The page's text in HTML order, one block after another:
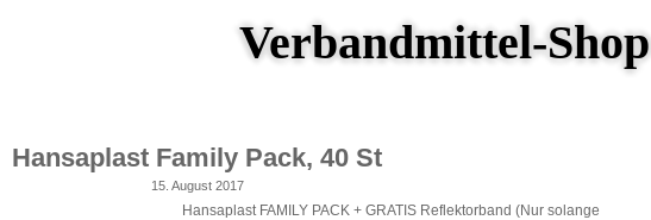
Verbandmittel-Shop
Hansaplast Family Pack, 40 St
15. August 2017
Hansaplast FAMILY PACK + GRATIS Reflektorband (Nur solange